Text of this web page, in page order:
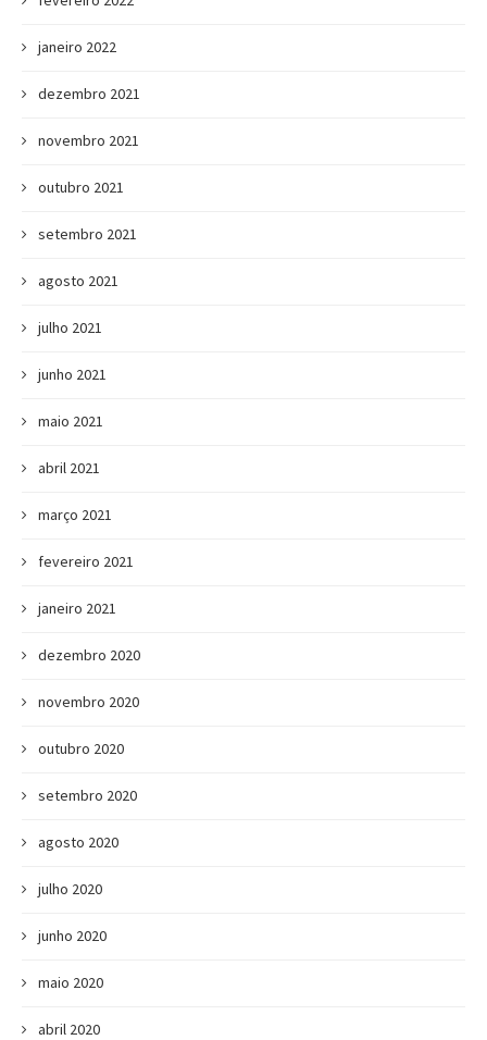
janeiro 2022
dezembro 2021
novembro 2021
outubro 2021
setembro 2021
agosto 2021
julho 2021
junho 2021
maio 2021
abril 2021
março 2021
fevereiro 2021
janeiro 2021
dezembro 2020
novembro 2020
outubro 2020
setembro 2020
agosto 2020
julho 2020
junho 2020
maio 2020
abril 2020